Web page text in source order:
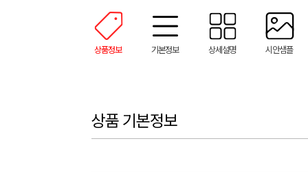
상품정보 기본정보 상세설명 시안샘플
상품 기본정보